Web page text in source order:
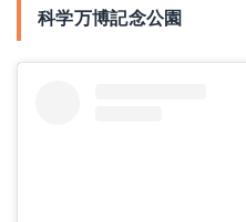
科学万博記念公園